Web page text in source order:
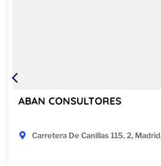
ABAN CONSULTORES
Carretera De Canillas 115, 2,